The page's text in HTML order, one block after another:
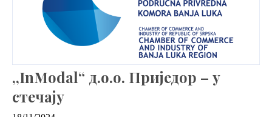
,,InModal“ д.о.о. Приједор – у
стечају